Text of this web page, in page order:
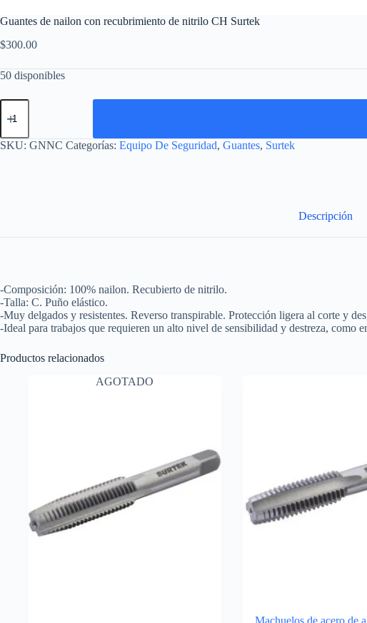
Guantes de nailon con recubrimiento de nitrilo CH Surtek
$300.00
50 disponibles
Guantes
de
con
recubrimiento
SKU: GNNC Categorías: Equipo De Seguridad, Guantes, Surtek
Descripción
-Composición: 100% nailon. Recubierto de nitrilo.
-Talla: C. Puño elástico.
-Muy delgados y resistentes. Reverso transpirable. Protección ligera al corte y
-Ideal para trabajos que requieren un alto nivel de sensibilidad y destreza, como
Productos relacionados
AGOTADO
Machuelos de acero de